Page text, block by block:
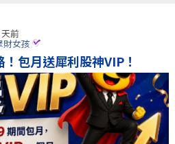
前
財女孩
包月送犀利股神VIP！